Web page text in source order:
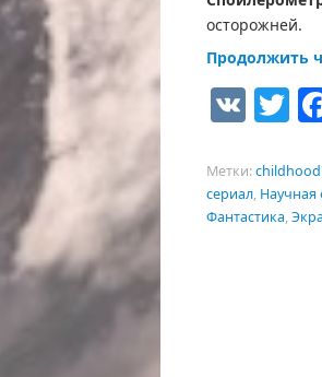
осторожней.
Продолжить
VK
Метки:
сериал, Научная
Фантастика,